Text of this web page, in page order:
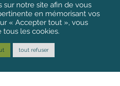
sur notre site afin de vous
en mémorisant vos
« Accepter tout », vous
tous les cookies.
tout refuser